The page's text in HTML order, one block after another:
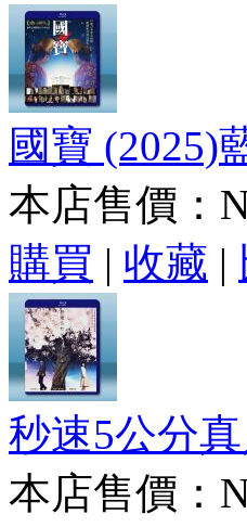
國寶 (2025)
本店售價：
購買 | 收藏 |
秒速5公分
本店售價：